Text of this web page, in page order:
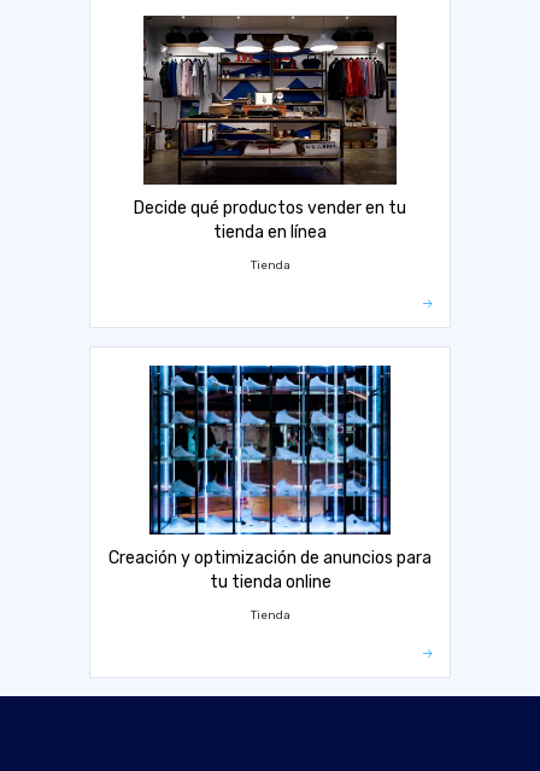
Decide qué productos vender en tu
tienda en línea
Tienda
Creación y optimización de anuncios para
tu tienda online
Tienda